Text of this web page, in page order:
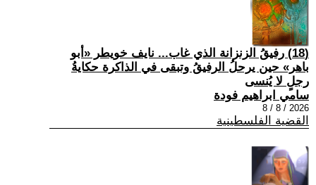
(18) رفيقُ الزنزانة الذي غاب... نايف خويطر «أبو
باهر» حين يرحلُ الرفيقُ وتبقى في الذاكرة حكايةُ
رجلٍ لا يُنسى
سامي ابراهيم فودة
2026 / 8 / 8
القضية الفلسطينية